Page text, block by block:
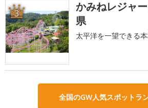
3
かみねレジャ
県
太平洋を一望できる
全国のGW人気スポットラ